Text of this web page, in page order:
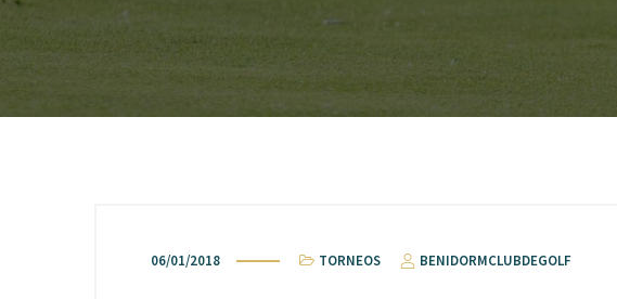
06/01/2018 TORNEOS BENIDORMCLUBDEGOLF